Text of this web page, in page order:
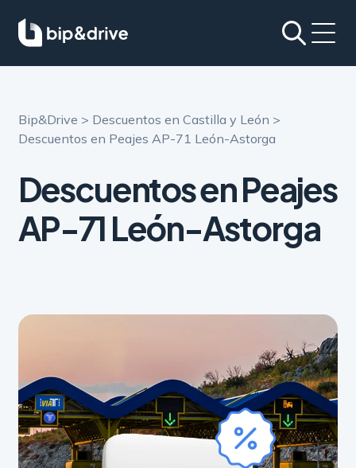
Bip&Drive > Descuentos en Castilla y León >
Descuentos en Peajes AP-71 León-Astorga
Descuentos en Peajes
AP-71León-Astorga